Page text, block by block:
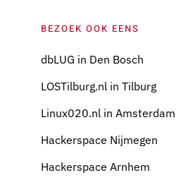
BEZOEK OOK EENS
dbLUG in Den Bosch
LOSTilburg.nl in Tilburg
Linux020.nl in Amsterdam
Hackerspace Nijmegen
Hackerspace Arnhem